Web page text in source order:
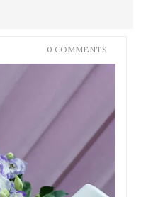
0 COMMENTS